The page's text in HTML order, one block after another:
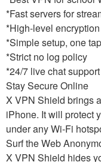
*Fast servers for
*High-level
*Simple setup, one
*Strict no log policy
*24/7 live chat support
Stay Secure Online
X VPN Shield brings
iPhone. It will protect
under any Wi-Fi
Surf the Web
X VPN Shield hides